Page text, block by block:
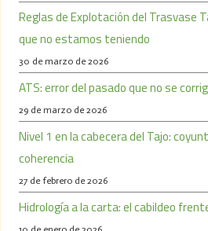
Reglas de Explotación del Trasvase
que no estamos teniendo
30 de marzo de 2026
ATS: error del pasado que no se
29 de marzo de 2026
Nivel 1 en la cabecera del Tajo:
coherencia
27 de febrero de 2026
Hidrología a la carta: el cabildeo